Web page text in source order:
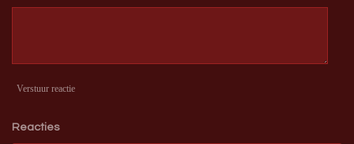
Verstuur reactie
Reacties